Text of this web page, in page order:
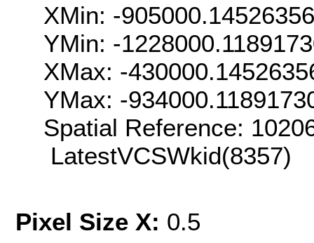
XMin: -
YMin: -
XMax: -
YMax: -
Spatial Reference:
LatestVCSWkid(8357)
Pixel Size X: 0.5